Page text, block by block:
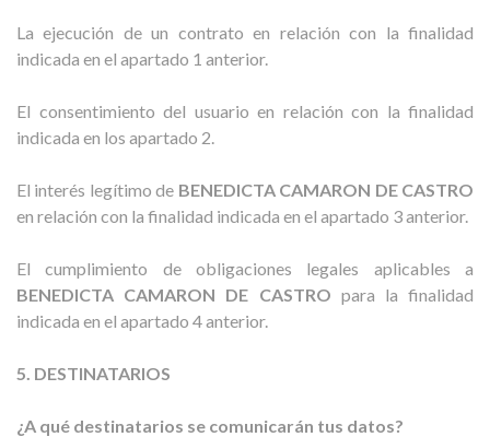
La ejecución de un contrato en relación con la finalidad
indicada en el apartado 1 anterior.
El consentimiento del usuario en relación con la finalidad
indicada en los apartado 2.
El interés legítimo de BENEDICTA CAMARON DE CASTRO
en relación con la finalidad indicada en el apartado 3 anterior.
El cumplimiento de obligaciones legales aplicables a
BENEDICTA CAMARON DE CASTRO para la finalidad
indicada en el apartado 4 anterior.
5. DESTINATARIOS
¿A qué destinatarios se comunicarán tus datos?